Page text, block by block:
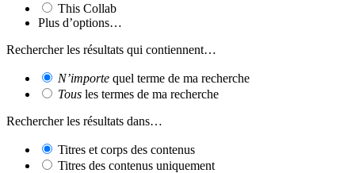
This Collab
Plus d’options…
Rechercher les résultats qui contiennent…
N’importe quel terme de ma recherche
Tous les termes de ma recherche
Rechercher les résultats dans…
Titres et corps des contenus
Titres des contenus uniquement